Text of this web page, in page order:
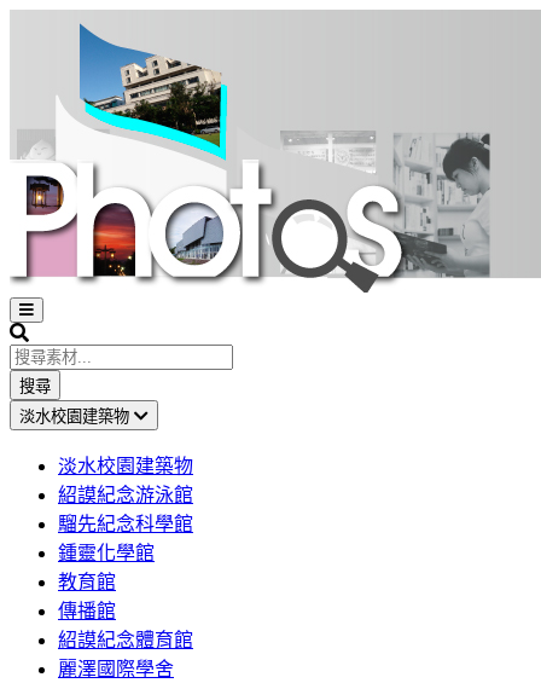
Open
sidebar
Search
搜尋
淡水校園建築物
淡水校園建築物
紹謨紀念游泳館
騮先紀念科學館
鍾靈化學館
教育館
傳播館
紹謨紀念體育館
麗澤國際學舍